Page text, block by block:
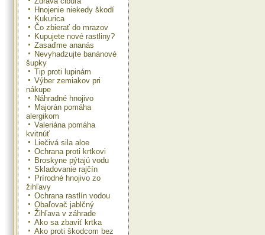
Hnojenie niekedy škodí
Kukurica
Čo zbierať do mrazov
Kupujete nové rastliny?
Zasaďme ananás
Nevyhadzujte banánové
šupky
Tip proti lupinám
Výber zemiakov pri
nákupe
Náhradné hnojivo
Majorán pomáha
alergikom
Valeriána pomáha
kvitnúť
Liečivá sila aloe
Ochrana proti krtkovi
Broskyne pýtajú vodu
Skladovanie rajčín
Prírodné hnojivo zo
žihľavy
Ochrana rastlín vodou
Obaľovač jablčný
Žihľava v záhrade
Ako sa zbaviť krtka
Ako proti škodcom bez